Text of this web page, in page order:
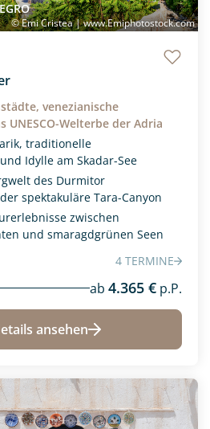
© Emi Cristea | www.Emiphotostock.com
venezianische
Welterbe der Adria
traditionelle
Idylle am Skadar-See
des Durmitor
spektakuläre Tara-Canyon
zwischen
und smaragdgrünen Seen
4 TERMINE
ab 4.365 € p.P.
ansehen